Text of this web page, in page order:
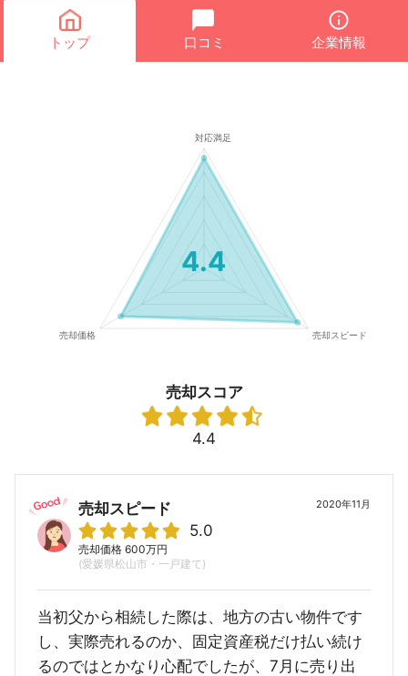
トップ 口コミ 企業情報
4.4
売却スコア
4.4
2020年11月
売却スピード
5.0
売却価格 600万円
(愛媛県松山市・一戸建て)
当初父から相続した際は、地方の古い物件です
し、実際売れるのか、固定資産税だけ払い続け
るのではとかなり心配でしたが、7月に売り出